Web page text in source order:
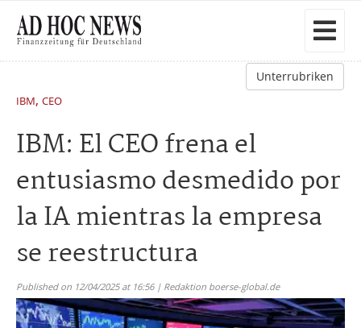
Unterrubriken
IBM, CEO
IBM: El CEO frena el
entusiasmo desmedido por
la IA mientras la empresa
se reestructura
Published on 12/04/2025 at 16:56 | Redaktion boerse-global.de